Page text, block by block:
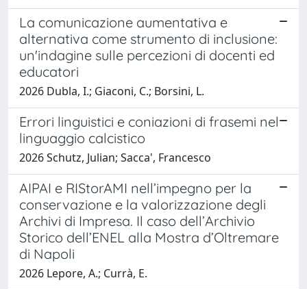
La comunicazione aumentativa e
alternativa come strumento di inclusione:
un'indagine sulle percezioni di docenti ed
educatori
2026 Dubla, I.; Giaconi, C.; Borsini, L.
Errori linguistici e coniazioni di frasemi nel
linguaggio calcistico
2026 Schutz, Julian; Sacca', Francesco
AIPAI e RIStorAMI nell’impegno per la
conservazione e la valorizzazione degli
Archivi di Impresa. Il caso dell’Archivio
Storico dell’ENEL alla Mostra d’Oltremare
di Napoli
2026 Lepore, A.; Currà, E.